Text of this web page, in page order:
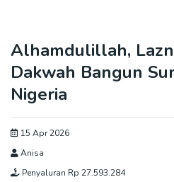
Alhamdulillah,
Dakwah Bangun
Nigeria
15 Apr 2026
Anisa
Penyaluran Rp 27.593.284